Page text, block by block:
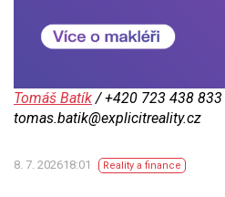
Tomáš Batík/ +420 723 438
tomas.batik@explicitreality.cz
8. 7. 202618:01 Reality a finance